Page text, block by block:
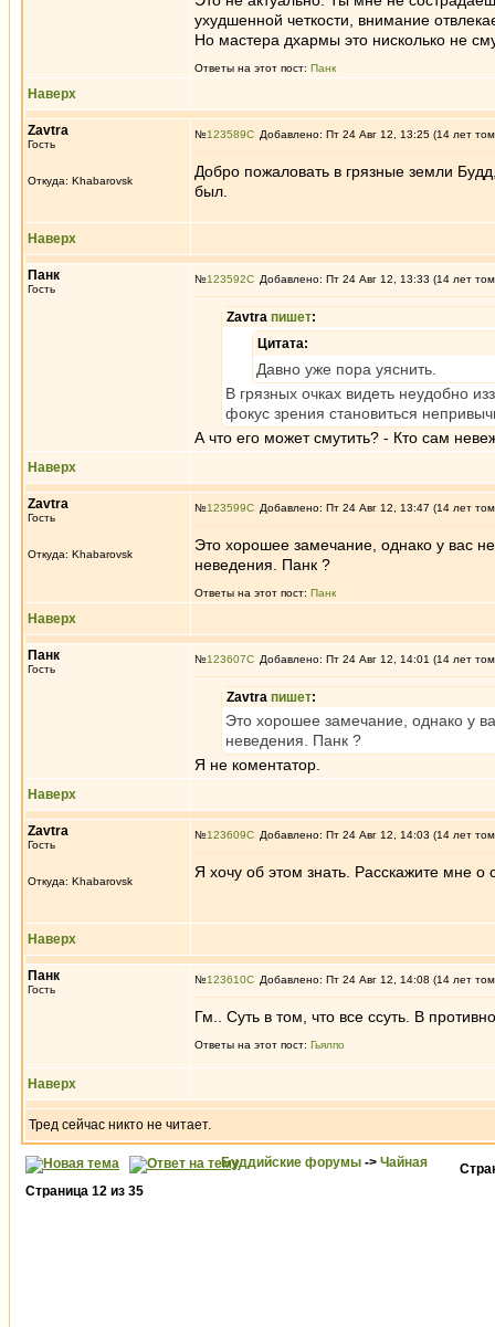
ухудшенной четкости, внимание
Но мастера дхармы это нисколько не
Ответы на этот пост: Панк
Наверх
Zavtra
Гость
Откуда: Khabarovsk
№123589 Добавлено: Пт 24 Авг 12, 13:25 (14 лет
Добро пожаловать в грязные земли
был.
Наверх
Панк
Гость
№123592 Добавлено: Пт 24 Авг 12, 13:33 (14 лет
Zavtra пишет:
Цитата:
Давно уже пора уяснить.
В грязных очках видеть неудобно
фокус зрения становиться
А что его может смутить? - Кто сам
Наверх
Zavtra
Гость
Откуда: Khabarovsk
№123599 Добавлено: Пт 24 Авг 12, 13:47 (14 лет
Это хорошее замечание, однако у вас
неведения. Панк ?
Ответы на этот пост: Панк
Наверх
Панк
Гость
№123607 Добавлено: Пт 24 Авг 12, 14:01 (14 лет
Zavtra пишет:
Это хорошее замечание, однако у
неведения. Панк ?
Я не коментатор.
Наверх
Zavtra
Гость
Откуда: Khabarovsk
№123609 Добавлено: Пт 24 Авг 12, 14:03 (14 лет
Я хочу об этом знать. Расскажите мне о
Наверх
Панк
Гость
№123610 Добавлено: Пт 24 Авг 12, 14:08 (14 лет
Гм.. Суть в том, что все ссуть. В
Ответы на этот пост: Гьялпо
Наверх
Тред сейчас никто не читает.
Буддийские форумы -> Чайная
Страница 12 из 35